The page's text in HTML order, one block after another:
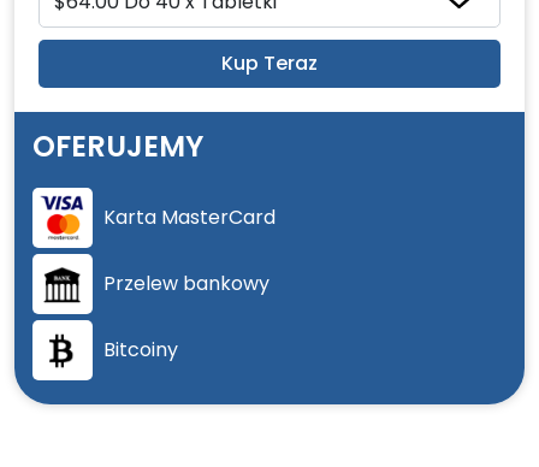
Kup Teraz
OFERUJEMY
Karta MasterCard
Przelew bankowy
Bitcoiny